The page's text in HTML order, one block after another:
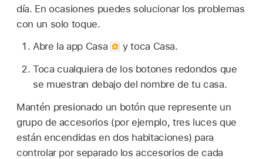
día. En ocasiones puedes solucionar los problemas
con un solo toque.
Abre la app Casa
y toca Casa.
Toca cualquiera de los botones redondos que
se muestran debajo del nombre de tu casa.
Mantén presionado un botón que represente un
grupo de accesorios (por ejemplo, tres luces que
están encendidas en dos habitaciones) para
controlar por separado los accesorios de cada